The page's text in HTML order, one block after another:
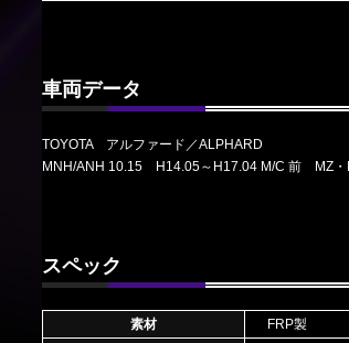
車両データ
TOYOTA アルファード／ALPHARD
MNH/ANH 10.15 H14.05～H17.04 M/C 前 MZ・
スペック
素材
FRP製